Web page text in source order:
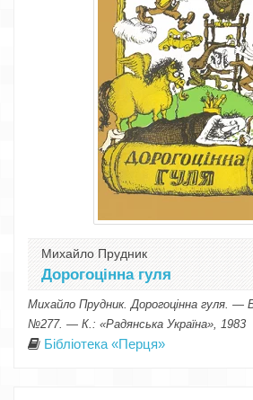
Михайло Прудник
Дорогоцінна гуля
Михайло Прудник. Дорогоцінна гуля. —
№277. — К.: «Радянська Україна», 1983
Бібліотека «Перця»